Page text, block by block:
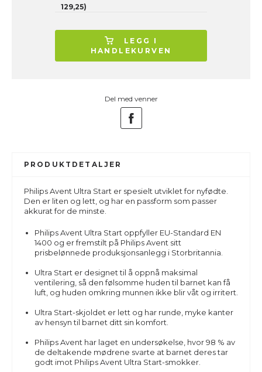
129,25)
LEGG I
HANDLEKURVEN
Del med venner
PRODUKTDETALJER
Philips Avent Ultra Start er spesielt utviklet for nyfødte.
Den er liten og lett, og har en passform som passer
akkurat for de minste.
Philips Avent Ultra Start oppfyller EU-Standard EN
1400 og er fremstilt på Philips Avent sitt
prisbelønnede produksjonsanlegg i Storbritannia.
Ultra Start er designet til å oppnå maksimal
ventilering, så den følsomme huden til barnet kan få
luft, og huden omkring munnen ikke blir våt og irritert.
Ultra Start-skjoldet er lett og har runde, myke kanter
av hensyn til barnet ditt sin komfort.
Philips Avent har laget en undersøkelse, hvor 98 % av
de deltakende mødrene svarte at barnet deres tar
godt imot Philips Avent Ultra Start-smokker.